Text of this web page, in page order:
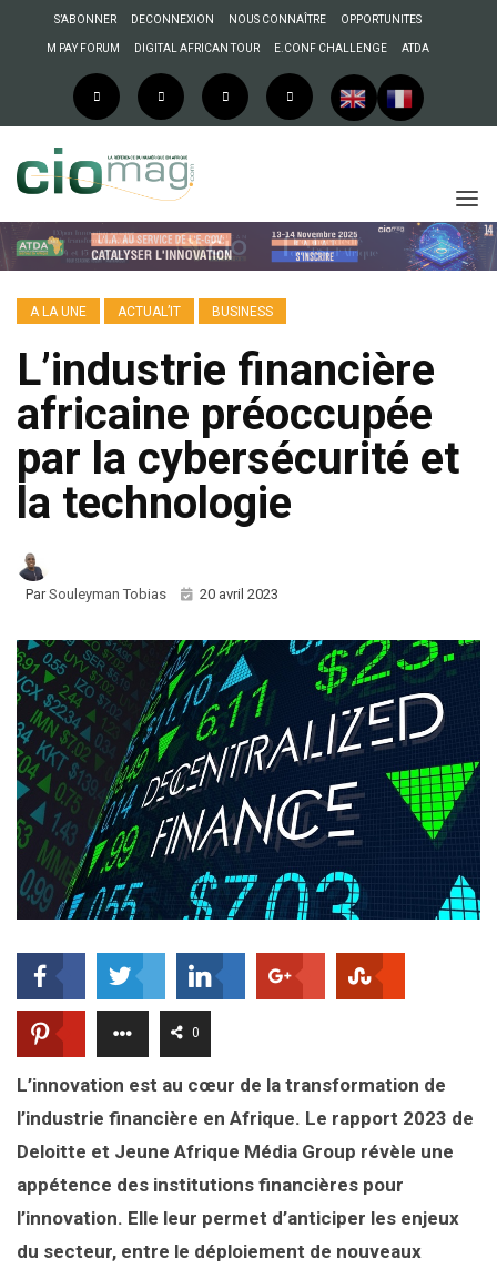
S’ABONNER DECONNEXION NOUS CONNAÎTRE OPPORTUNITES
M PAY FORUM DIGITAL AFRICAN TOUR E.CONF CHALLENGE ATDA
A LA UNE ACTUAL’IT BUSINESS
L’industrie financière
africaine préoccupée
par la cybersécurité et
la technologie
ParSouleyman Tobias 20 avril 2023
0
L’innovation est au cœur de la transformation de
l’industrie financière en Afrique. Le rapport 2023 de
Deloitte et Jeune Afrique Média Group révèle une
appétence des institutions financières pour
l’innovation. Elle leur permet d’anticiper les enjeux
du secteur, entre le déploiement de nouveaux